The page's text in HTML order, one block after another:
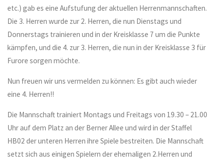
etc.) gab es eine Aufstufung der aktuellen Herrenmannschaften.
Die 3. Herren wurde zur 2. Herren, die nun Dienstags und
Donnerstags trainieren und in der Kreisklasse 7 um die Punkte
kämpfen, und die 4. zur 3. Herren, die nun in der Kreisklasse 3 für
Furore sorgen möchte.
Nun freuen wir uns vermelden zu können: Es gibt auch wieder
eine 4. Herren!!
Die Mannschaft trainiert Montags und Freitags von 19.30 – 21.00
Uhr auf dem Platz an der Berner Allee und wird in der Staffel
HB02 der unteren Herren ihre Spiele bestreiten. Die Mannschaft
setzt sich aus einigen Spielern der ehemaligen 2.Herren und